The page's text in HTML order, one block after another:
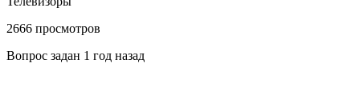
2666 просмотров
Вопрос задан 1 год назад